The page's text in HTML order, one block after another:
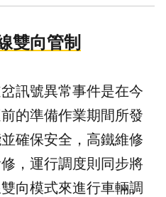
雙向管制
訊號異常事件是在今
的準備作業期間所發
確保安全，高鐵維修
，運行調度則同步將
向模式來進行車輛調